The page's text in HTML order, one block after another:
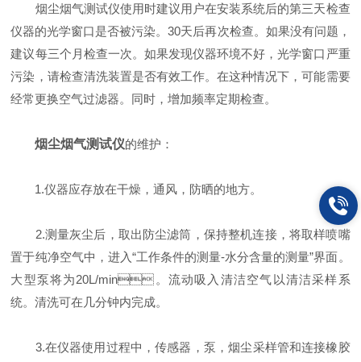
烟尘烟气测试仪使用时建议用户在安装系统后的第三天检查
仪器的光学窗口是否被污染。30天后再次检查。如果没有问题，
建议每三个月检查一次。如果发现仪器环境不好，光学窗口严重
污染，请检查清洗装置是否有效工作。在这种情况下，可能需要
经常更换空气过滤器。同时，增加频率定期检查。
烟尘烟气测试仪的维护：
1.仪器应存放在干燥，通风，防晒的地方。
2.测量灰尘后，取出防尘滤筒，保持整机连接，将取样喷嘴
置于纯净空气中，进入“工作条件的测量-水分含量的测量”界面。
大型泵将为20L/min。流动吸入清洁空气以清洁采样系
统。清洗可在几分钟内完成。
3.在仪器使用过程中，传感器，泵，烟尘采样管和连接橡胶